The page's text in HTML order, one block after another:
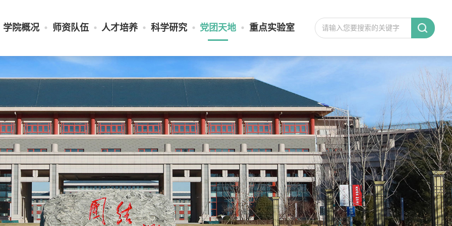
学院概况 师资队伍 人才培养 科学研究 党团天地 重点实验室